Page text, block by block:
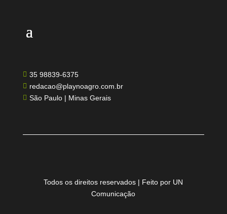
 35 98839-6375
 redacao@playnoagro.com.br
 São Paulo | Minas Gerais
Todos os direitos reservados | Feito por UN
Comunicação